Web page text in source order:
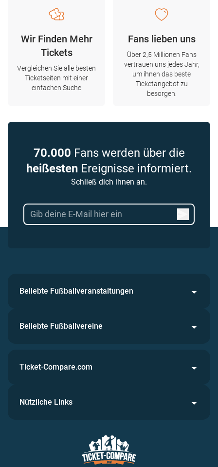
Wir Finden Mehr
Tickets
Vergleichen Sie alle besten
Ticketseiten mit einer
einfachen Suche
Fans lieben uns
Über 2,5 Millionen Fans
vertrauen uns jedes Jahr,
um ihnen das beste
Ticketangebot zu
besorgen.
70.000 Fans werden über die
heißesten Ereignisse informiert.
Schließ dich ihnen an.
Beliebte Fußballveranstaltungen
Beliebte Fußballvereine
Ticket-Compare.com
Nützliche Links